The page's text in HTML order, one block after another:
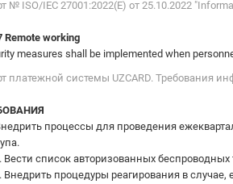
№ ISO/IEC 27001:2022(E) от 25.10.2022
Remote working
measures shall be implemented when
платежной системы UZCARD. Требования
процессы для проведения
Вести список авторизованных
Внедрить процедуры реагирования в